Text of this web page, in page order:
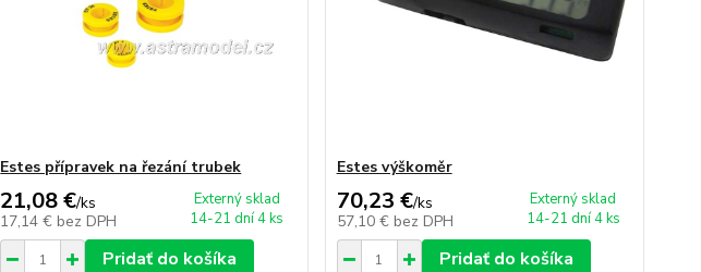
Estes přípravek na řezání trubek
21,08 €/ks
17,14 € bez DPH
Externý sklad
14-21 dní 4 ks
Pridať do košíka
Estes výškoměr
70,23 €/ks
57,10 € bez DPH
Externý sklad
14-21 dní 4 ks
Pridať do košíka